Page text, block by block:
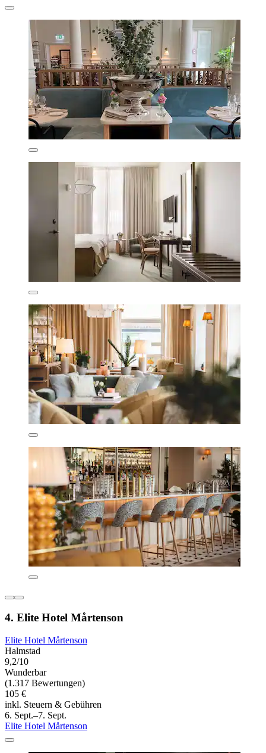
4. Elite Hotel Mårtenson
Elite Hotel Mårtenson
Halmstad
9,2/10
Wunderbar
(1.317 Bewertungen)
105 €
inkl. Steuern & Gebühren
6. Sept.–7. Sept.
Elite Hotel Mårtenson